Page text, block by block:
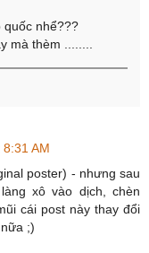
quốc nhể???
mà thèm ........
AM
poster) - nhưng sau
xô vào dịch, chèn
cái post này thay đổi
;)